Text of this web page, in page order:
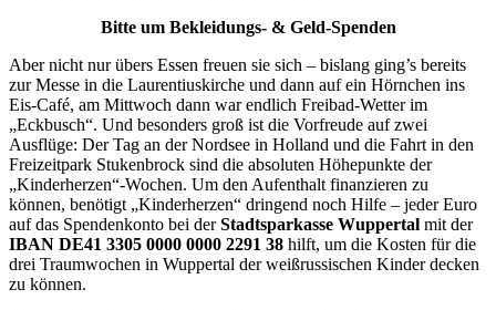
Bitte um Bekleidungs- & Geld-Spenden
Aber nicht nur übers Essen freuen sie sich – bislang ging’s bereits
zur Messe in die Laurentiuskirche und dann auf ein Hörnchen ins
Eis-Café, am Mittwoch dann war endlich Freibad-Wetter im
„Eckbusch“. Und besonders groß ist die Vorfreude auf zwei
Ausflüge: Der Tag an der Nordsee in Holland und die Fahrt in den
Freizeitpark Stukenbrock sind die absoluten Höhepunkte der
„Kinderherzen“-Wochen. Um den Aufenthalt finanzieren zu
können, benötigt „Kinderherzen“ dringend noch Hilfe – jeder Euro
auf das Spendenkonto bei derStadtsparkasse Wuppertal mit der
IBAN DE41 3305 0000 0000 2291 38 hilft, um die Kosten für die
drei Traumwochen in Wuppertal der weißrussischen Kinder decken
zu können.